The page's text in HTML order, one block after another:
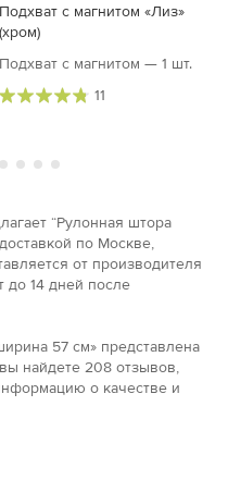
Подхват с магнитом «Лиз»
(хром)
Подхват с магнитом — 1 шт.
11
“Рулонная штора
по Москве,
от производителя
до 14 дней после
57 см» представлена
найдете 208 отзывов,
о качестве и